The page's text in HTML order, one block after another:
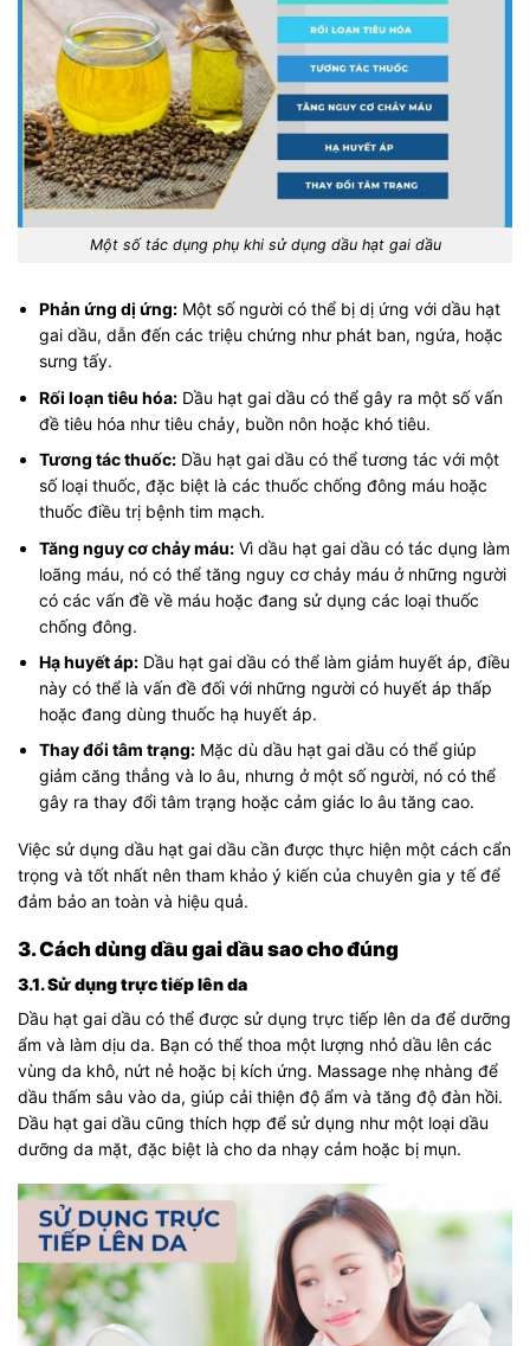
Một số tác dụng phụ khi sử dụng dầu hạt gai dầu
Phản ứng dị ứng: Một số người có thể bị dị ứng với dầu hạt
gai dầu, dẫn đến các triệu chứng như phát ban, ngứa, hoặc
sưng tấy.
Rối loạn tiêu hóa: Dầu hạt gai dầu có thể gây ra một số vấn
đề tiêu hóa như tiêu chảy, buồn nôn hoặc khó tiêu.
Tương tác thuốc: Dầu hạt gai dầu có thể tương tác với một
số loại thuốc, đặc biệt là các thuốc chống đông máu hoặc
thuốc điều trị bệnh tim mạch.
Tăng nguy cơ chảy máu: Vì dầu hạt gai dầu có tác dụng làm
loãng máu, nó có thể tăng nguy cơ chảy máu ở những người
có các vấn đề về máu hoặc đang sử dụng các loại thuốc
chống đông.
Hạ huyết áp: Dầu hạt gai dầu có thể làm giảm huyết áp, điều
này có thể là vấn đề đối với những người có huyết áp thấp
hoặc đang dùng thuốc hạ huyết áp.
Thay đổi tâm trạng: Mặc dù dầu hạt gai dầu có thể giúp
giảm căng thẳng và lo âu, nhưng ở một số người, nó có thể
gây ra thay đổi tâm trạng hoặc cảm giác lo âu tăng cao.
Việc sử dụng dầu hạt gai dầu cần được thực hiện một cách cẩn
trọng và tốt nhất nên tham khảo ý kiến của chuyên gia y tế để
đảm bảo an toàn và hiệu quả.
3. Cách dùng dầu gai dầu sao cho đúng
3.1. Sử dụng trực tiếp lên da
Dầu hạt gai dầu có thể được sử dụng trực tiếp lên da để dưỡng
ẩm và làm dịu da. Bạn có thể thoa một lượng nhỏ dầu lên các
vùng da khô, nứt nẻ hoặc bị kích ứng. Massage nhẹ nhàng để
dầu thấm sâu vào da, giúp cải thiện độ ẩm và tăng độ đàn hồi.
Dầu hạt gai dầu cũng thích hợp để sử dụng như một loại dầu
dưỡng da mặt, đặc biệt là cho da nhạy cảm hoặc bị mụn.